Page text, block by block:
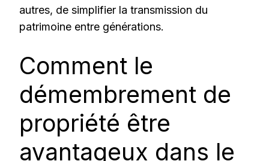
autres, de simplifier la transmission du
patrimoine entre générations.
Comment le
démembrement de
propriété être
avantageux dans le